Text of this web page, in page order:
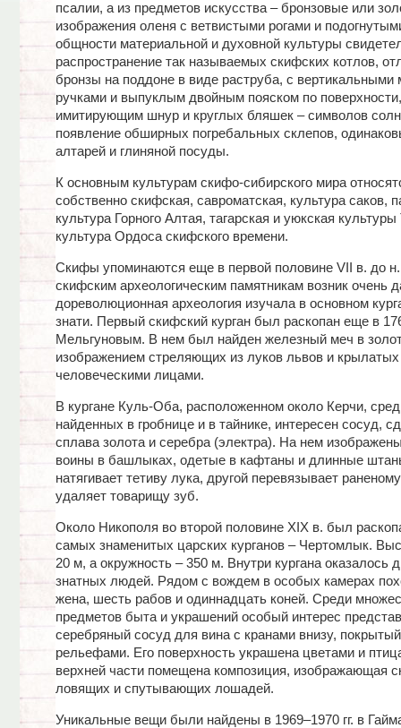
псалии, а из предметов искусства – бронзовые или
изображения оленя с ветвистыми рогами и
общности материальной и духовной культуры
распространение так называемых скифских котлов,
бронзы на поддоне в виде раструба, с вертикальными
ручками и выпуклым двойным пояском по поверхности,
имитирующим шнур и круглых бляшек – символов
появление обширных погребальных склепов,
алтарей и глиняной посуды.
К основным культурам скифо-сибирского мира
собственно скифская, савроматская, культура саков,
культура Горного Алтая, тагарская и уюкская
культура Ордоса скифского времени.
Скифы упоминаются еще в первой половине VII в. до
скифским археологическим памятникам возник очень
дореволюционная археология изучала в основном
знати. Первый скифский курган был раскопан еще в
Мельгуновым. В нем был найден железный меч в
изображением стреляющих из луков львов и
человеческими лицами.
В кургане Куль-Оба, расположенном около Керчи,
найденных в гробнице и в тайнике, интересен сосуд,
сплава золота и серебра (электра). На нем
воины в башлыках, одетые в кафтаны и длинные
натягивает тетиву лука, другой перевязывает
удаляет товарищу зуб.
Около Никополя во второй половине XIX в. был
самых знаменитых царских курганов – Чертомлык.
20 м, а окружность – 350 м. Внутри кургана оказалось
знатных людей. Рядом с вождем в особых камерах
жена, шесть рабов и одиннадцать коней. Среди
предметов быта и украшений особый интерес
серебряный сосуд для вина с кранами внизу,
рельефами. Его поверхность украшена цветами и
верхней части помещена композиция, изображающая
ловящих и спутывающих лошадей.
Уникальные вещи были найдены в 1969–1970 гг. в